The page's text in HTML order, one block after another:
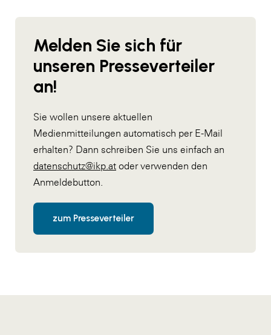
Melden Sie sich für
unseren Presseverteiler
an!
Sie wollen unsere aktuellen
Medienmitteilungen automatisch per E-Mail
erhalten? Dann schreiben Sie uns einfach an
datenschutz@ikp.at oder verwenden den
Anmeldebutton.
zum Presseverteiler